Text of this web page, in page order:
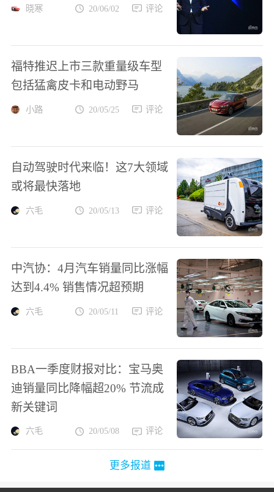
晓寒 20/06/02 评论
福特推迟上市三款重量级车型
包括猛禽皮卡和电动野马
小路 20/05/25 评论
自动驾驶时代来临！这7大领域
或将最快落地
六毛 20/05/13 评论
中汽协：4月汽车销量同比涨幅
达到4.4% 销售情况超预期
六毛 20/05/11 评论
BBA一季度财报对比：宝马奥
迪销量同比降幅超20% 节流成
新关键词
六毛 20/05/08 评论
更多报道